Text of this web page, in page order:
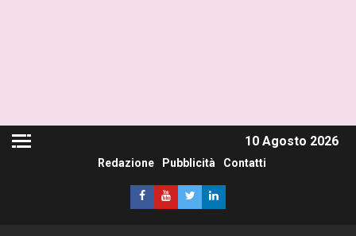
10 Agosto 2026
Redazione Pubblicità Contatti